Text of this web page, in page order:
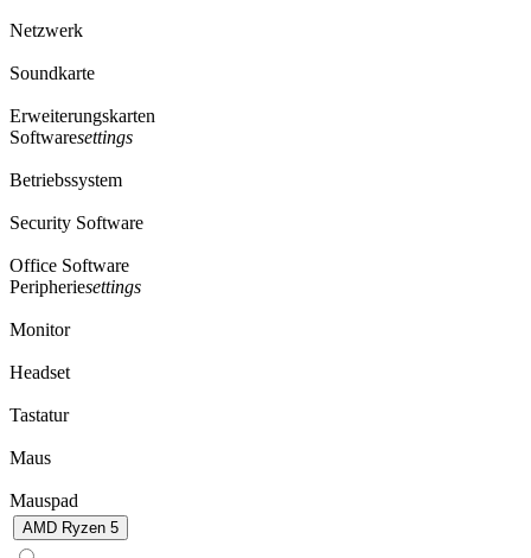
Netzwerk
Soundkarte
Erweiterungskarten
Softwaresettings
Betriebssystem
Security Software
Office Software
Peripheriesettings
Monitor
Headset
Tastatur
Maus
Mauspad
AMD Ryzen 5